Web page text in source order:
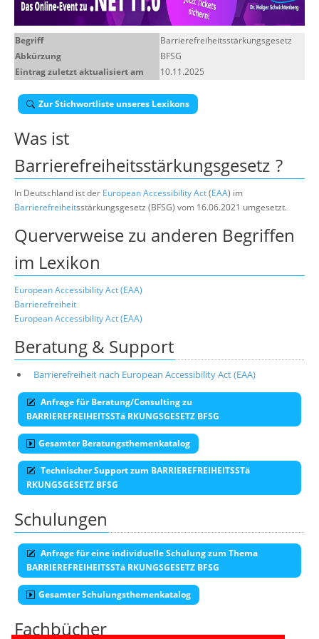
Über uns
Begriff
Barrierefreiheitsstärkungsgesetz
Abkürzung
BFSG
Eintrag zuletzt aktualisiert am
10.11.2025
Zur Stichwortliste unseres Lexikons
Was ist
Barrierefreiheitsstärkungsgesetz ?
In Deutschland ist der European Accessibility Act(EAA) im
Barrierefreiheitsstärkungsgesetz (BFSG) vom 16.06.2021 umgesetzt.
Querverweise zu anderen Begriffen
im Lexikon
European Accessibility Act (EAA)
Barrierefreiheit
European Accessibility Act (EAA)
Beratung & Support
Barrierefreiheit nach European Accessibility Act (EAA)
Anfrage für Beratung/Consulting zu
BARRIEREFREIHEITSSTä RKUNGSGESETZ BFSG
Gesamter Beratungsthemenkatalog
Technischer Support zum BARRIEREFREIHEITSSTä
RKUNGSGESETZ BFSG
Schulungen
Anfrage für eine individuelle Schulung zum Thema
BARRIEREFREIHEITSSTä RKUNGSGESETZ BFSG
Gesamter Schulungsthemenkatalog
Fachbücher